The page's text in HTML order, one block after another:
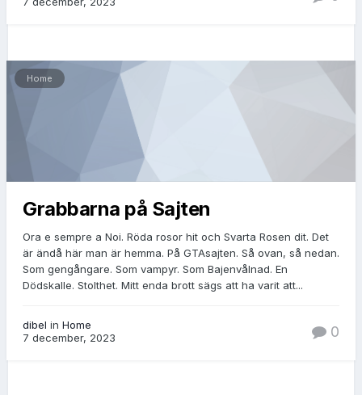
Home
Grabbarna på Sajten
Ora e sempre a Noi. Röda rosor hit och Svarta Rosen dit. Det
är ändå här man är hemma. På GTAsajten. Så ovan, så nedan.
Som gengångare. Som vampyr. Som Bajenvålnad. En
Dödskalle. Stolthet. Mitt enda brott sägs att ha varit att...
dibel in Home
7 december, 2023
0